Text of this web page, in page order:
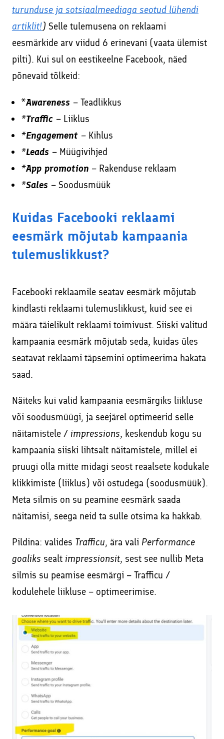
turunduse ja sotsiaalmeediaga seotud lühendi
artiklit!) Selle tulemusena on reklaami
eesmärkide arv viidud 6 erinevani (vaata ülemist
pilti). Kui sul on eestikeelne Facebook, näed
põnevaid tõlkeid:
*Awareness – Teadlikkus
*Traffic – Liiklus
*Engagement –Kihlus
*Leads – Müügivihjed
*App promotion – Rakenduse reklaam
*Sales – Soodusmüük
Kuidas Facebooki reklaami
eesmärk mõjutab kampaania
tulemuslikkust?
Facebooki reklaamile seatav eesmärk mõjutab
kindlasti reklaami tulemuslikkust, kuid see ei
määra täielikult reklaami toimivust. Siiski valitud
kampaania eesmärk mõjutab seda, kuidas üles
seatavat reklaami täpsemini optimeerima hakata
saad.
Näiteks kui valid kampaania eesmärgiks liikluse
või soodusmüügi, ja seejärel optimeerid selle
näitamistele / impressions, keskendub kogu su
kampaania siiski lihtsalt näitamistele, millel ei
pruugi olla mitte midagi seost reaalsete kodukale
klikkimiste (liiklus) või ostudega (soodusmüük).
Meta silmis on su peamine eesmärk saada
näitamisi, seega neid ta sulle otsima ka hakkab.
Pildina: valides Trafficu, ära vali Performance
goaliks sealt impressionsit, sest see nullib Meta
silmis su peamise eesmärgi – Trafficu /
kodulehele liikluse – optimeerimise.